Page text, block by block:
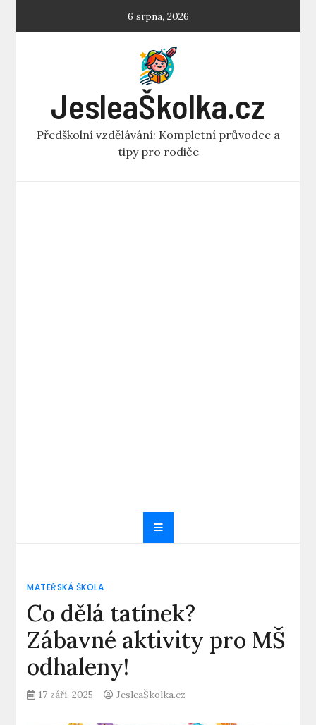
6 srpna, 2026
JesleaŠkolka.cz
Předškolní vzdělávání: Kompletní průvodce a
tipy pro rodiče
MATEŘSKÁ ŠKOLA
Co dělá tatínek?
Zábavné aktivity pro MŠ
odhaleny!
17 září, 2025 JesleaŠkolka.cz